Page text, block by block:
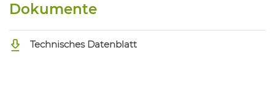
Dokumente
Technisches Datenblatt